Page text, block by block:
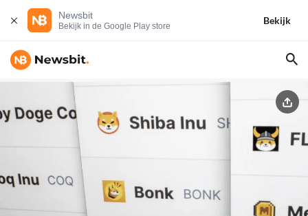
Newsbit
Bekijk in de Google Play store
Bekijk